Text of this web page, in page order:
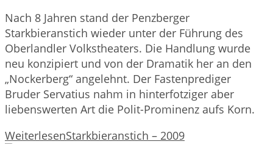
Nach 8 Jahren stand der Penzberger
Starkbieranstich wieder unter der Führung des
Oberlandler Volkstheaters. Die Handlung wurde
neu konzipiert und von der Dramatik her an den
„Nockerberg“ angelehnt. Der Fastenprediger
Bruder Servatius nahm in hinterfotziger aber
liebenswerten Art die Polit-Prominenz aufs Korn.
WeiterlesenStarkbieranstich – 2009